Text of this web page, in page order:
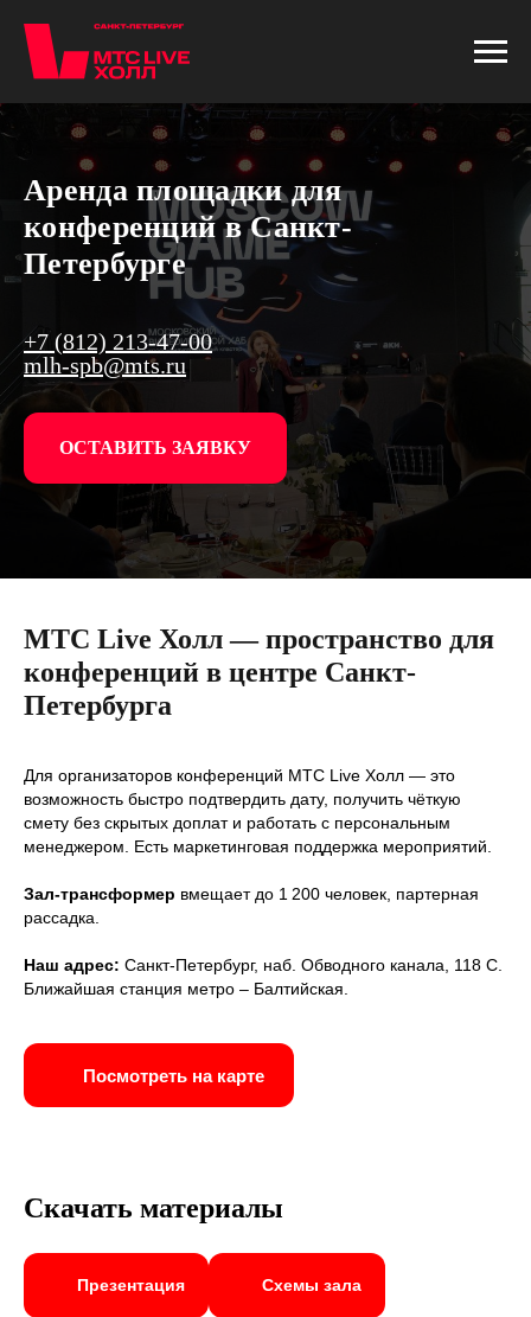
Аренда площадки для
конференций вСанкт-
Петербурге
+7 (812) 213-47-00
mlh-spb@mts.ru
ОСТАВИТЬ ЗАЯВКУ
МТС Live Холл — пространство для
конференций в центре Санкт-
Петербурга
Для организаторов конференций МТС Live Холл — это
возможность быстро подтвердить дату, получить чёткую
смету без скрытых доплат и работать с персональным
менеджером. Есть маркетинговая поддержка мероприятий.
Зал-трансформер вмещает до 1 200 человек, партерная
рассадка.
Наш адрес: Санкт-Петербург, наб. Обводного канала, 118 С.
Ближайшая станция метро – Балтийская.
Посмотреть на карте
Скачать материалы
Презентация Схемы зала